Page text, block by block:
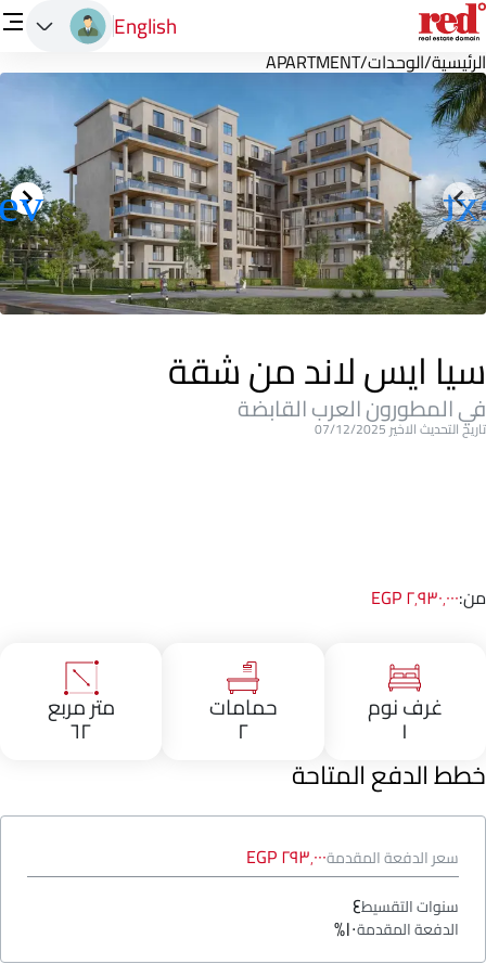
English
الرئيسية/الوحدات/
APARTMENT
سيا ايس لاند من شقة
في المطورون العرب القابضة
تاريخ التحديث الاخير 07/12/2025
من:٢٬٩٣٠٬٠٠٠ EGP
غرف نوم
١
حمامات
٢
متر مربع
٦٢
خطط الدفع المتاحة
سعر الدفعة المقدمة٢٩٣٬٠٠٠ EGP
سنوات التقسيط٤
الدفعة المقدمة١٠%